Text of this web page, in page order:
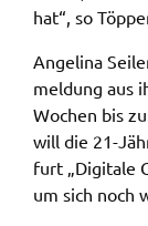
hat“, so
Ange­li­na
mel­dung aus
Wochen bis
will die 21-
furt „Digi­ta­le
um sich noch
gelten.
901